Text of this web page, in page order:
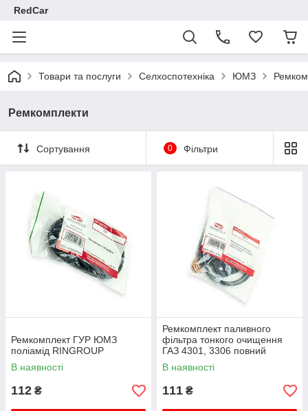
RedCar
Товари та послуги Селхоспотехніка ЮМЗ
Ремкомплекти
Сортування 0 Фільтри
Ремкомплект ГУР ЮМЗ
поліамід RINGROUP
В наявності
112 ₴
Ремкомплект паливного
фільтра тонкого очищення
ГАЗ 4301, 3306 повний
RINGROUP
В наявності
111 ₴